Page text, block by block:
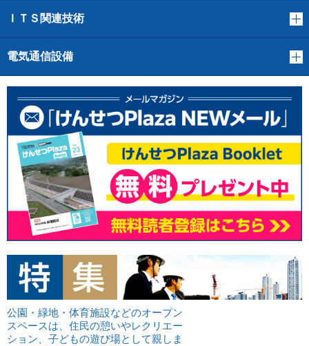
ＩＴＳ関連技術
電気通信設備
公園・緑地・体育施設などのオープン
スペースは、住民の憩いやレクリエー
ション、子どもの遊び場として親しま